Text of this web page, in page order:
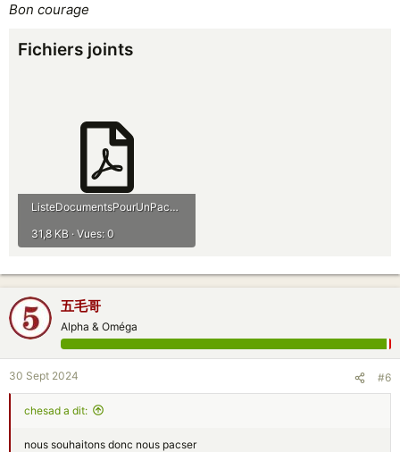
Bon courage
Fichiers joints
ListeDocumentsPourUnPacs.pdf
31,8 KB · Vues: 0
五毛哥
Alpha & Oméga
30 Sept 2024 #6
chesad a dit:
nous souhaitons donc nous pacser